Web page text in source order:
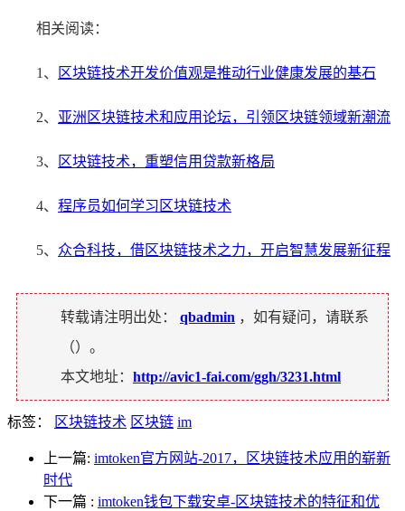
相关阅读：
1、 区块链技术开发价值观是推动行业健康发展的基石
2、 亚洲区块链技术和应用论坛，引领区块链领域新潮流
3、 区块链技术，重塑信用贷款新格局
4、 程序员如何学习区块链技术
5、 众合科技，借区块链技术之力，开启智慧发展新征程
转载请注明出处： qbadmin ，如有疑问，请联系
（）。
本文地址： http://avic1-fai.com/ggh/3231.html
标签： 区块链技术 区块链 im
上一篇: imtoken官方网站-2017，区块链技术应用的崭新
时代
下一篇 : imtoken钱包下载安卓-区块链技术的特征和优